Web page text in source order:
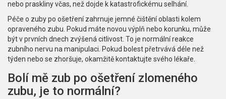
nebo praskliny včas, než dojde k katastrofickému selhání.
Péče o zuby po ošetření zahrnuje jemné čištění oblasti kolem
opraveného zubu. Pokud máte novou výplň nebo korunku, může
být v prvních dnech zvýšená citlivost. To je normální reakce
zubního nervu na manipulaci. Pokud bolest přetrvává déle než
týden nebo se zhoršuje, okamžitě kontaktujte svého lékaře.
Bolí mě zub po ošetření zlomeného
zubu, je to normální?